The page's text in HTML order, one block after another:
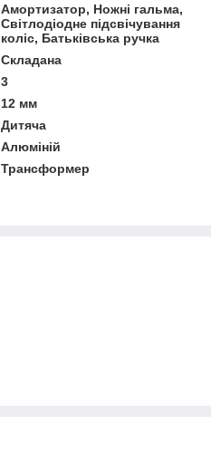
Амортизатор, Ножні гальма,
Світлодіодне підсвічування
коліс, Батьківська ручка
Складана
3
12 мм
Дитяча
Алюміній
Трансформер